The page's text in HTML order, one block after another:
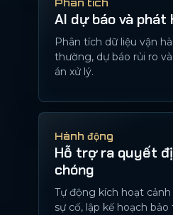
Phân tích
AI dự báo và phát
Phân tích dữ liệu vận
thường, dự báo rủi ro
án xử lý.
Hành động
Hỗ trợ ra quyết
chóng
Tự động kích hoạt
sự cố, lập kế hoạch